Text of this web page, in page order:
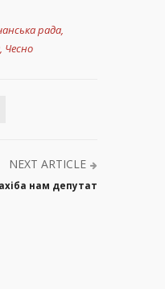
рада,
, Чесно
NEXT ARTICLE
нам депутат